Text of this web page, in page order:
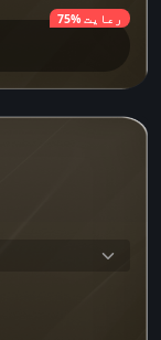
75% رعایت